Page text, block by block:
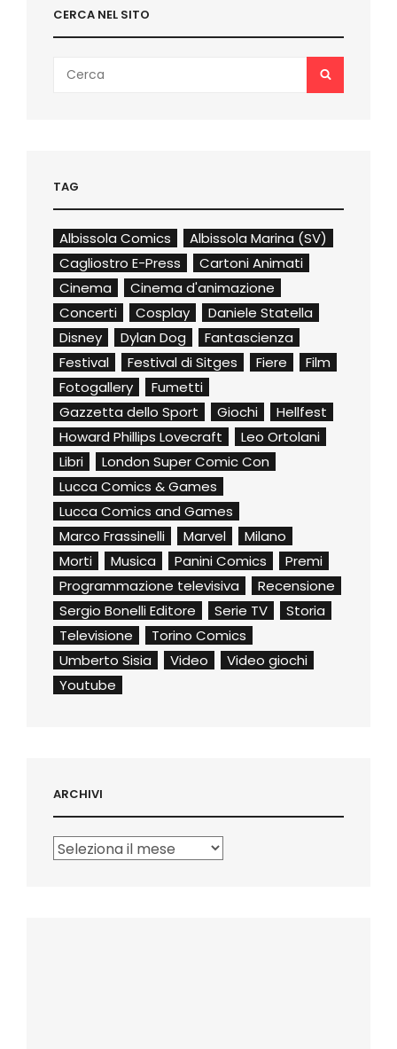
CERCA NEL SITO
for:
SEARCH
TAG
Albissola Comics
Albissola Marina (SV)
Cagliostro E-Press
Cartoni Animati
Cinema
Cinema d'animazione
Concerti
Cosplay
Daniele Statella
Disney
Dylan Dog
Fantascienza
Festival
Festival di Sitges Fiere
Film
Fotogallery
Fumetti
Gazzetta dello Sport
Giochi
Hellfest
Howard Phillips Lovecraft
Leo Ortolani
Libri
London Super Comic Con
Lucca Comics & Games
Lucca Comics and Games
Marco Frassinelli
Marvel
Milano
Morti
Musica Panini Comics
Premi
Programmazione televisiva
Recensione
Sergio Bonelli Editore
Serie TV
Storia
Televisione
Torino Comics
Umberto Sisia
Video
Video giochi
Youtube
ARCHIVI
Archivi